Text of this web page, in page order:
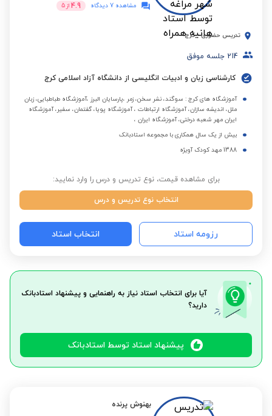
مشاهده 7 دیدگاه
4.9 از 5
تدریس حضوری - کرج
214 جلسه موفق
کارشناسی زبان و ادبیات انگلیسی از دانشگاه آزاد اسلامی کرج
آموزشگاه های کرج : سوگند، نشر سخن، زمر ،پارسایان البرز ،آموزشگاه طباطبایی، زبان
ملل، اندیشه سازان، آموزشگاه ارتباطات ، آموزشگاه پویا، گفتمان، سفیر، آموزشگاه
ایران مهر شعبه درختی، آموزشگاه ایران ،
بیش از یک سال همکاری با مجموعه استادبانک
1388 مهد کودک آویژه
برای مشاهده قیمت، نوع تدریس و درس را وارد نمایید:
انتخاب نوع تدریس و درس
رزومه استاد انتخاب استاد
آیا برای انتخاب استاد نیاز به راهنمایی و پیشنهاد استادبانک
دارید؟
پیشنهاد استاد توسط استادبانک
بهنوش پرنده